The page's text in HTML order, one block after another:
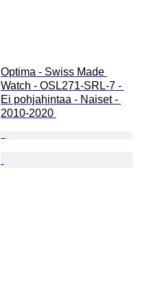
Optima - Swiss Made
Watch - OSL271-SRL-7 -
Ei pohjahintaa - Naiset -
2010-2020